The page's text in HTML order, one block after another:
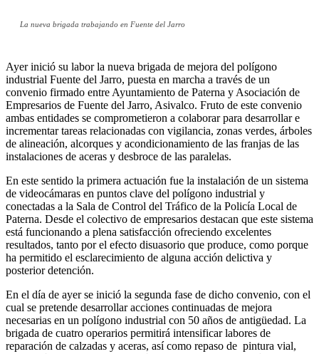
La nueva brigada trabajando en Fuente del Jarro
Ayer inició su labor la nueva brigada de mejora del polígono
industrial Fuente del Jarro, puesta en marcha a través de un
convenio firmado entre Ayuntamiento de Paterna y Asociación de
Empresarios de Fuente del Jarro, Asivalco. Fruto de este convenio
ambas entidades se comprometieron a colaborar para desarrollar e
incrementar tareas relacionadas con vigilancia, zonas verdes, árboles
de alineación, alcorques y acondicionamiento de las franjas de las
instalaciones de aceras y desbroce de las paralelas.
En este sentido la primera actuación fue la instalación de un sistema
de videocámaras en puntos clave del polígono industrial y
conectadas a la Sala de Control del Tráfico de la Policía Local de
Paterna. Desde el colectivo de empresarios destacan que este sistema
está funcionando a plena satisfacción ofreciendo excelentes
resultados, tanto por el efecto disuasorio que produce, como porque
ha permitido el esclarecimiento de alguna acción delictiva y
posterior detención.
En el día de ayer se inició la segunda fase de dicho convenio, con el
cual se pretende desarrollar acciones continuadas de mejora
necesarias en un polígono industrial con 50 años de antigüedad. La
brigada de cuatro operarios permitirá intensificar labores de
reparación de calzadas y aceras, así como repaso de pintura vial,